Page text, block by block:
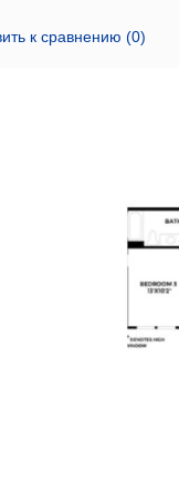
к сравнению (0)